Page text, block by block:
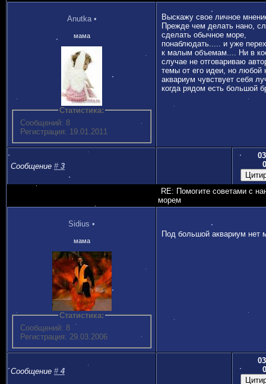
Аnutka •
мама
Статистика:
Сообщений: 8
Регистрация: 19.01.2011
Выскажу свое личное
Прежде чем делать нано,
сделать обычное море,
понаблюдать..... и уже
к малым объемам.... Ни в
случае не отговариваю
темы от его идеи, но любой
аквариум чувствует себя
когда рядом есть большой
Сообщение # 3
RE: Помогите советами с
морем
Sidius •
мама
Статистика:
Сообщений: 8
Регистрация: 29.03.2006
Под большой аквариум нет
Сообщение # 4